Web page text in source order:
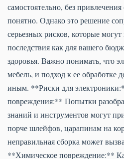
самостоятельно, без
понятно. Однако это решение
серьезных рисков, которые
последствия как для вашего
здоровья. Важно понимать, что
мебель, и подход к ее обработке
иным. **Риски для
повреждения:** Попытки
знаний и инструментов могут
порче шлейфов, царапинам на
неправильная сборка может
**Химическое повреждение:**